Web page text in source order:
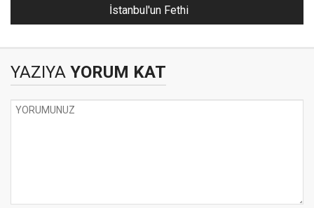
İstanbul'un Fethi
YAZIYA YORUM KAT